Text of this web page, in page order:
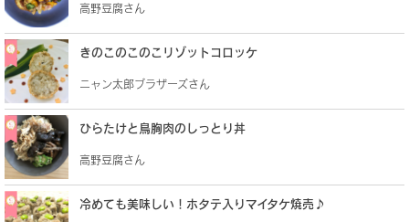
高野豆腐さん
きのこのこのこリゾットコロッケ
ニャン太郎ブラザーズさん
ひらたけと鳥胸肉のしっとり丼
高野豆腐さん
冷めても美味しい！ホタテ入りマイタケ焼売♪